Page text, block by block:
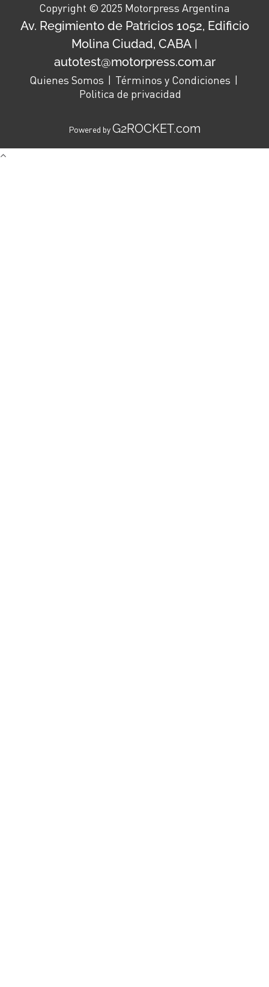
Copyright © 2025 Motorpress Argentina
Av. Regimiento de Patricios 1052, Edificio
Molina Ciudad, CABA |
autotest@motorpress.com.ar
Quienes Somos
Términos y Condiciones
Politica de privacidad
Powered byG2ROCKET.com